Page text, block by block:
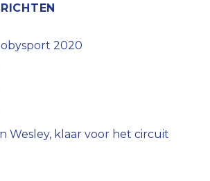
2020
Wesley, klaar voor het circuit